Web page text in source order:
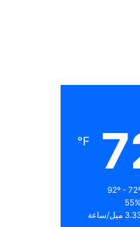
℉
55%
ميل/ساعة